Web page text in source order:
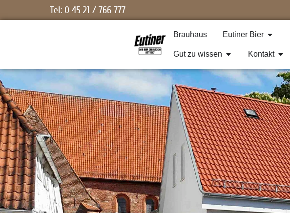
Tel: 0 45 21 / 766 777
Brauhaus Eutiner Bier
Gut zu wissen Kontakt